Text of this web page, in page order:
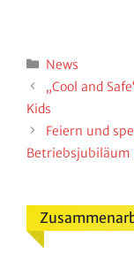
Kategorien
News
„Cool and
Kids
Feiern und
Betriebs­ju­bi­läum